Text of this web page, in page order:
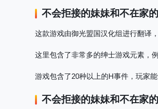
不会拒接的妹妹和不在家
这款游戏由御光盟国汉化组进行翻译
这里包含了非常多的绅士游戏元素，
游戏包含了20种以上的H事件，玩家
不会拒接的妹妹和不在家